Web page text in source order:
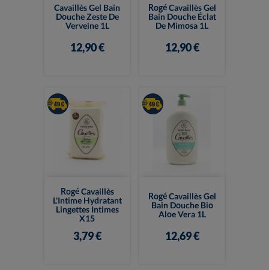
Cavaillès Gel Bain
Douche Zeste De
Verveine 1L
12,90 €
Rogé Cavaillès Gel
Bain Douche Éclat
De Mimosa 1L
12,90 €
Rogé Cavaillès
L'Intime Hydratant
Lingettes Intimes
X15
3,79 €
Rogé Cavaillès Gel
Bain Douche Bio
Aloe Vera 1L
12,69 €